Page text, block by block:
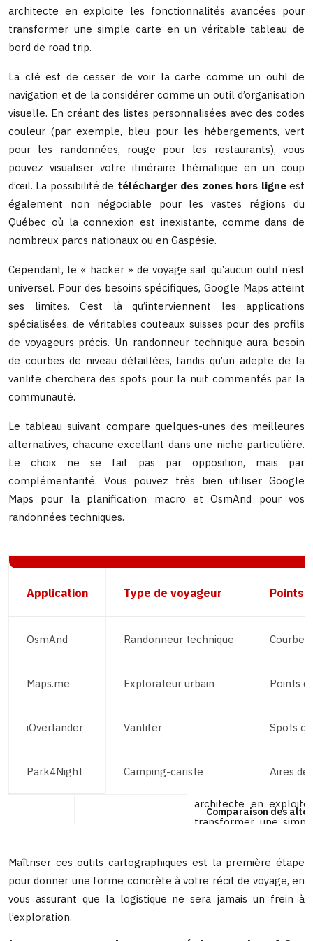
architecte en exploite les fonctionnalités avancées pour
transformer une simple carte en un véritable tableau de
bord de road trip.
La clé est de cesser de voir la carte comme un outil de
navigation et de la considérer comme un outil d’organisation
visuelle. En créant des listes personnalisées avec des codes
couleur (par exemple, bleu pour les hébergements, vert
pour les randonnées, rouge pour les restaurants), vous
pouvez visualiser votre itinéraire thématique en un coup
d’œil. La possibilité de télécharger des zones hors ligneest
également non négociable pour les vastes régions du
Québec où la connexion est inexistante, comme dans de
nombreux parcs nationaux ou en Gaspésie.
Cependant, le « hacker » de voyage sait qu’aucun outil n’est
universel. Pour des besoins spécifiques, Google Maps atteint
ses limites. C’est là qu’interviennent les applications
spécialisées, de véritables couteaux suisses pour des profils
de voyageurs précis. Un randonneur technique aura besoin
de courbes de niveau détaillées, tandis qu’un adepte de la
vanlife cherchera des spots pour la nuit commentés par la
communauté.
Le tableau suivant compare quelques-unes des meilleures
alternatives, chacune excellant dans une niche particulière.
Le choix ne se fait pas par opposition, mais par
complémentarité. Vous pouvez très bien utiliser Google
Maps pour la planification macro et OsmAnd pour vos
randonnées techniques.
Comparaison des
Application Type de voyageur Points
OsmAnd Randonneur technique
Maps.me Explorateur urbain Points
iOverlander Vanlifer Spots
Park4Night Camping-cariste Aires
Maîtriser ces outils cartographiques est la première étape
pour donner une forme concrète à votre récit de voyage, en
vous assurant que la logistique ne sera jamais un frein à
l’exploration.